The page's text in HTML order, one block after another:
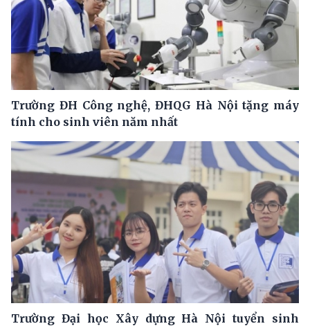
Trường ĐH Công nghệ, ĐHQG Hà Nội tặng máy
tính cho sinh viên năm nhất
Trường Đại học Xây dựng Hà Nội tuyển sinh